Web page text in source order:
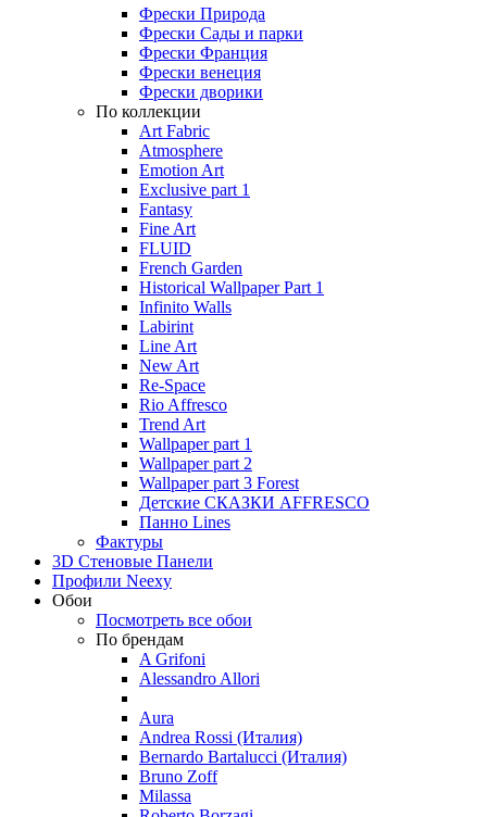
Фрески Природа
Фрески Сады и парки
Фрески Франция
Фрески венеция
Фрески дворики
По коллекции
Art Fabric
Atmosphere
Emotion Art
Exclusive part 1
Fantasy
Fine Art
FLUID
French Garden
Historical Wallpaper Part 1
Infinito Walls
Labirint
Line Art
New Art
Re-Space
Rio Affresco
Trend Art
Wallpaper part 1
Wallpaper part 2
Wallpaper part 3 Forest
Детские СКАЗКИ AFFRESCO
Панно Lines
Фактуры
3D Стеновые Панели
Профили Neexy
Обои
Посмотреть все обои
По брендам
A Grifoni
Alessandro Allori
Aura
Andrea Rossi (Италия)
Bernardo Bartalucci (Италия)
Bruno Zoff
Milassa